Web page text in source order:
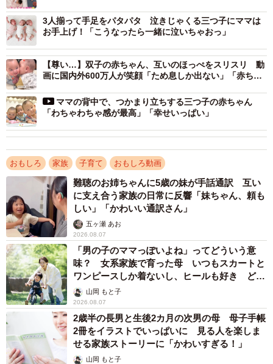
3人揃って手足をパタパタ 泣きじゃくる三つ子にママは
お手上げ！「こうなったら一緒に泣いちゃおっ」
【尊い…】双子の赤ちゃん、互いのほっぺをスリスリ 動
画に国内外600万人が笑顔「ため息しか出ない」「赤ちゃ
ママの背中で、つかまり立ちする三つ子の赤ちゃん
「わちゃわちゃ感が最高」「幸せいっぱい」
おもしろ 家族 子育て おもしろ動画
難聴のお姉ちゃんに5歳の妹が手話通訳 互い
に支え合う家族の日常に反響「妹ちゃん、頼も
しい」「かわいい通訳さん」
五ヶ瀬 あお
2026.08.07
「男の子のママっぽいよね」ってどういう意
味？ 女系家族で育った母 いつもスカートと
ワンピースしか着ないし、ヒールも好き どの
へんが…
山岡 もと子
2026.08.07
2歳半の長男と生後2カ月の次男の母 母子手帳
2冊をイラストでいっぱいに 見る人を楽しま
せる家族ストーリーに「かわいすぎる！」
山岡 もと子